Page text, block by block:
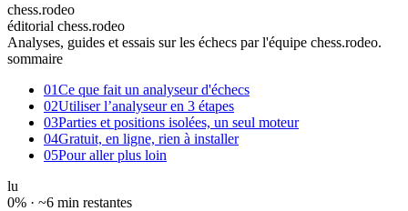
chess.rodeo
éditorial chess.rodeo
Analyses, guides et essais sur les échecs par l'équipe chess.rodeo.
sommaire
01Ce que fait un analyseur d'échecs
02Utiliser l’analyseur en 3 étapes
03Parties et positions isolées, un seul moteur
04Gratuit, en ligne, rien à installer
05Pour aller plus loin
lu
0% · ~6 min restantes